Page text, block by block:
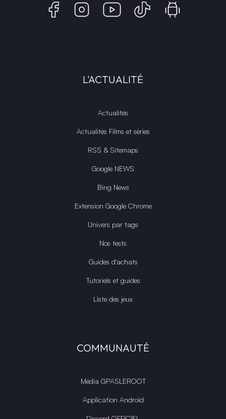
L'ACTUALITÉ
Actualités
Actualités Films et séries
RSS & Sitemaps
Google NEWS
Bing News
Extension Google Chrome
Univers par tags
Nos tests
Guides d'achats
Tutoriels et guides
Liste des jeux
COMMUNAUTÉ
Média GPASLEROOT
Application Android